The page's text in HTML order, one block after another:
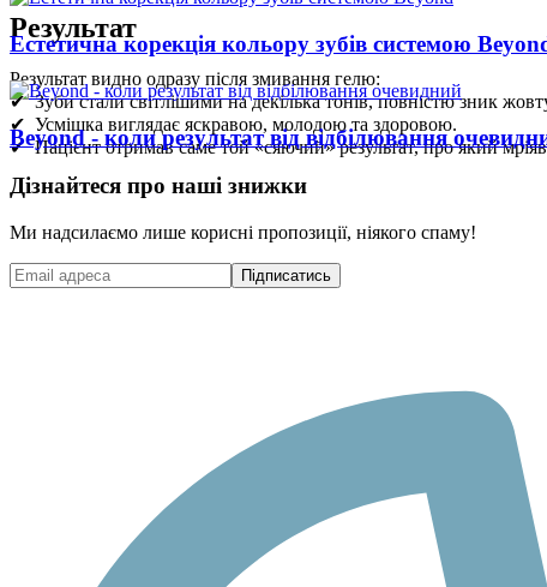
Результат
Результат видно одразу після змивання гелю:
✔ Зуби стали світлішими на декілька тонів, повністю зник
✔ Усмішка виглядає яскравою, молодою та здоровою.
✔ Пацієнт отримав саме той «сяючий» результат, про який
Естетична корекція кольору зубів системою
Beyond - коли результат від відбілювання
Дізнайтеся про наші знижки
Ми надсилаємо лише корисні пропозиції, ніякого спаму!
Підписатись